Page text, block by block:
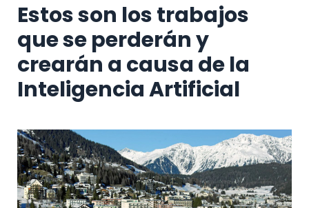
Estos son los trabajos
que se perderán y
crearán a causa de la
Inteligencia Artificial